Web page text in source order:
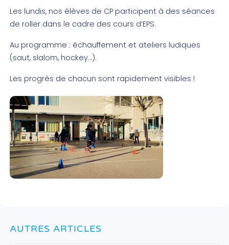
Les lundis, nos élèves de CP participent à des séances
de roller dans le cadre des cours d’EPS.
Au programme : échauffement et ateliers ludiques
(saut, slalom, hockey…).
Les progrès de chacun sont rapidement visibles !
AUTRES ARTICLES